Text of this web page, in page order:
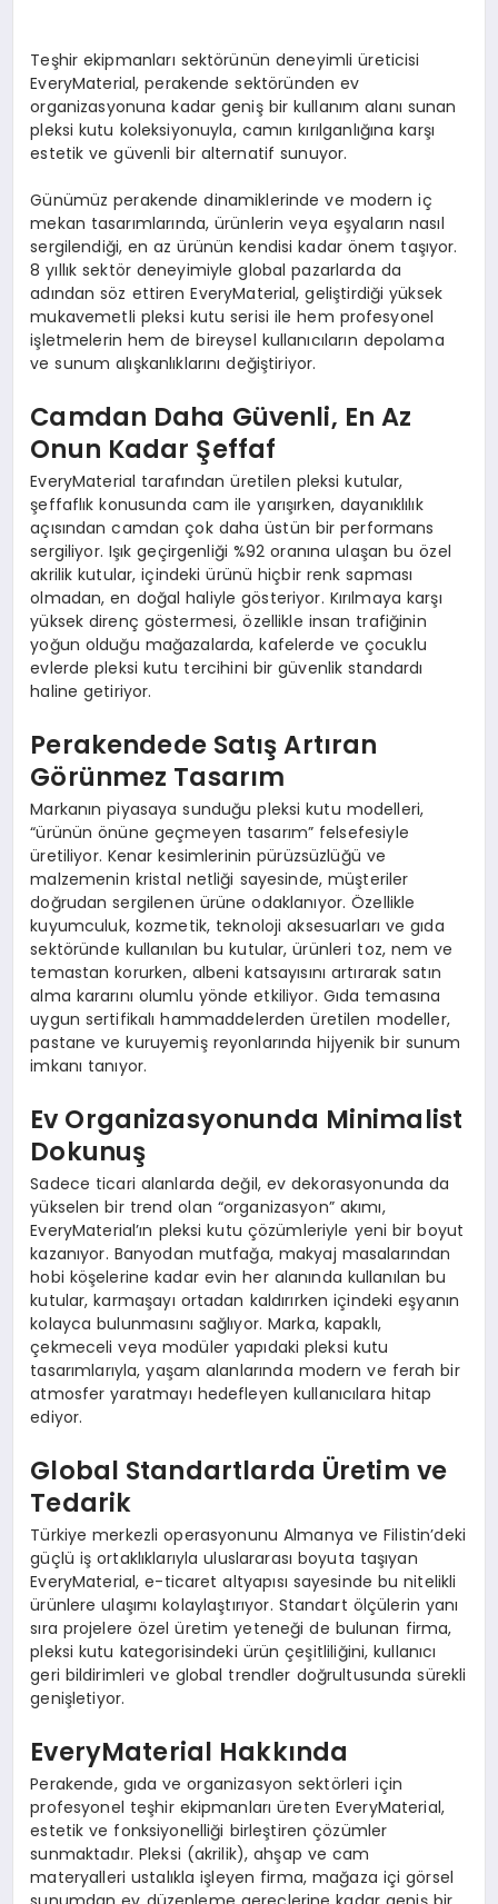
Teşhir ekipmanları sektörünün deneyimli üreticisi
EveryMaterial, perakende sektöründen ev
organizasyonuna kadar geniş bir kullanım alanı sunan
pleksi kutu koleksiyonuyla, camın kırılganlığına karşı
estetik ve güvenli bir alternatif sunuyor.
Günümüz perakende dinamiklerinde ve modern iç
mekan tasarımlarında, ürünlerin veya eşyaların nasıl
sergilendiği, en az ürünün kendisi kadar önem taşıyor.
8 yıllık sektör deneyimiyle global pazarlarda da
adından söz ettiren EveryMaterial, geliştirdiği yüksek
mukavemetli pleksi kutu serisi ile hem profesyonel
işletmelerin hem de bireysel kullanıcıların depolama
ve sunum alışkanlıklarını değiştiriyor.
Camdan Daha Güvenli, En Az
Onun Kadar Şeffaf
EveryMaterial tarafından üretilen pleksi kutular,
şeffaflık konusunda cam ile yarışırken, dayanıklılık
açısından camdan çok daha üstün bir performans
sergiliyor. Işık geçirgenliği %92 oranına ulaşan bu özel
akrilik kutular, içindeki ürünü hiçbir renk sapması
olmadan, en doğal haliyle gösteriyor. Kırılmaya karşı
yüksek direnç göstermesi, özellikle insan trafiğinin
yoğun olduğu mağazalarda, kafelerde ve çocuklu
evlerde pleksi kutu tercihini bir güvenlik standardı
haline getiriyor.
Perakendede Satış Artıran
Görünmez Tasarım
Markanın piyasaya sunduğu pleksi kutu modelleri,
“ürünün önüne geçmeyen tasarım” felsefesiyle
üretiliyor. Kenar kesimlerinin pürüzsüzlüğü ve
malzemenin kristal netliği sayesinde, müşteriler
doğrudan sergilenen ürüne odaklanıyor. Özellikle
kuyumculuk, kozmetik, teknoloji aksesuarları ve gıda
sektöründe kullanılan bu kutular, ürünleri toz, nem ve
temastan korurken, albeni katsayısını artırarak satın
alma kararını olumlu yönde etkiliyor. Gıda temasına
uygun sertifikalı hammaddelerden üretilen modeller,
pastane ve kuruyemiş reyonlarında hijyenik bir sunum
imkanı tanıyor.
Ev Organizasyonunda Minimalist
Dokunuş
Sadece ticari alanlarda değil, ev dekorasyonunda da
yükselen bir trend olan “organizasyon” akımı,
EveryMaterial’ın pleksi kutu çözümleriyle yeni bir boyut
kazanıyor. Banyodan mutfağa, makyaj masalarından
hobi köşelerine kadar evin her alanında kullanılan bu
kutular, karmaşayı ortadan kaldırırken içindeki eşyanın
kolayca bulunmasını sağlıyor. Marka, kapaklı,
çekmeceli veya modüler yapıdaki pleksi kutu
tasarımlarıyla, yaşam alanlarında modern ve ferah bir
atmosfer yaratmayı hedefleyen kullanıcılara hitap
ediyor.
Global Standartlarda Üretim ve
Tedarik
Türkiye merkezli operasyonunu Almanya ve Filistin’deki
güçlü iş ortaklıklarıyla uluslararası boyuta taşıyan
EveryMaterial, e-ticaret altyapısı sayesinde bu nitelikli
ürünlere ulaşımı kolaylaştırıyor. Standart ölçülerin yanı
sıra projelere özel üretim yeteneği de bulunan firma,
pleksi kutu kategorisindeki ürün çeşitliliğini, kullanıcı
geri bildirimleri ve global trendler doğrultusunda sürekli
genişletiyor.
EveryMaterial Hakkında
Perakende, gıda ve organizasyon sektörleri için
profesyonel teşhir ekipmanları üreten EveryMaterial,
estetik ve fonksiyonelliği birleştiren çözümler
sunmaktadır. Pleksi (akrilik), ahşap ve cam
materyalleri ustalıkla işleyen firma, mağaza içi görsel